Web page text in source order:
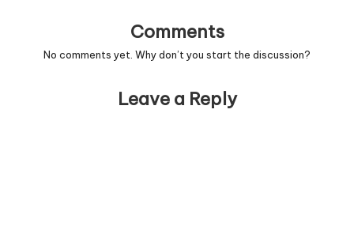
Comments
No comments yet. Why don’t you start the discussion?
Leave a Reply